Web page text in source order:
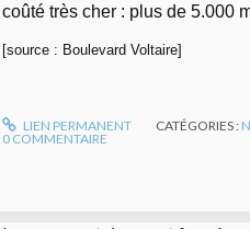
coûté très cher : plus de 5.000
[source : Boulevard Voltaire]
LIEN PERMANENT CATÉGORIES :
0 COMMENTAIRE